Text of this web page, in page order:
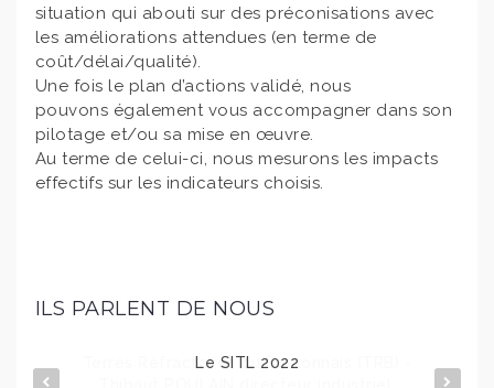
situation qui abouti sur des préconisations avec
les améliorations attendues (en terme de
coût/délai/qualité).
Une fois le plan d’actions validé, nous
pouvons également vous accompagner dans son
pilotage et/ou sa mise en œuvre.
Au terme de celui-ci, nous mesurons les impacts
effectifs sur les indicateurs choisis.
ILS PARLENT DE NOUS
Le SITL 2022
Terres Réfractaires du Boulonnais (TRB) -